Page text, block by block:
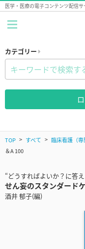
医学・医療の電子コンテンツ配信サ
カテゴリー
TOP すべて 臨床看護（専
＆A 100
“どうすればよいか？に答
せん妄のスタンダード
酒井 郁子(編)